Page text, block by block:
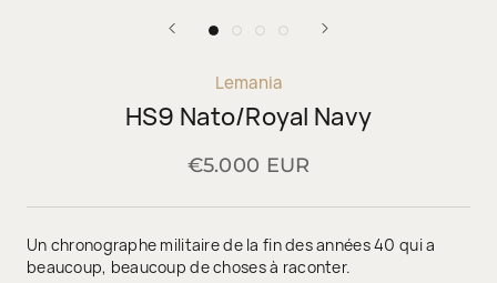
Lemania
HS9 Nato/Royal Navy
€5.000 EUR
Un chronographe militaire de la fin des années 40 qui a
beaucoup, beaucoup de choses à raconter.